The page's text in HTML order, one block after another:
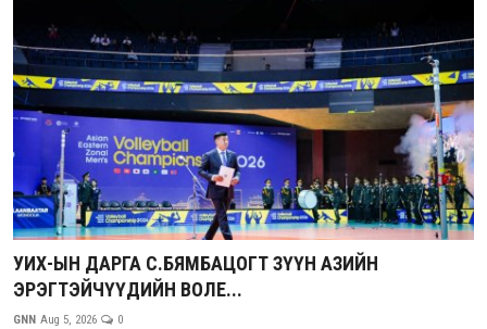
УИХ-ЫН ДАРГА С.БЯМБАЦОГТ ЗҮҮН АЗИЙН
ЭРЭГТЭЙЧҮҮДИЙН ВОЛЕ...
GNN Aug 5, 2026 0